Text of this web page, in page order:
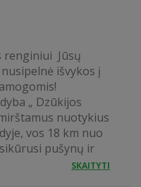
renginiui Jūsų
išvykos į
„ Dzūkijos
nuotykius
vos 18 km nuo
pušynų ir
SKAITYTI